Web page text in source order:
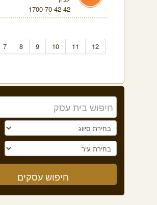
1700-70-42-42
7 8 9 10 11 12